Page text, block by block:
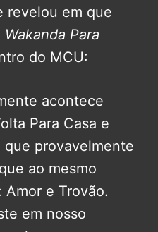
revelou em que
Wakanda Para
do MCU:
acontece
Para Casa e
que provavelmente
ao mesmo
e Trovão.
em nosso